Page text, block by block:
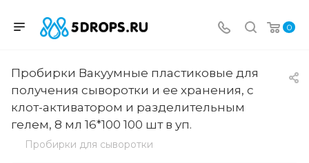
0
Пробирки Вакуумные пластиковые для
получения сыворотки и ее хранения, с
клот-активатором и разделительным
гелем, 8 мл 16*100 100 шт в уп.
Пробирки для сыворотки